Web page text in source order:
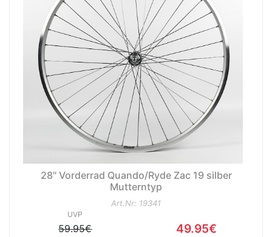
28" Vorderrad Quando/Ryde Zac 19 silber
Mutterntyp
Art.Nr: 19341
UVP
59.95€ 49.95€